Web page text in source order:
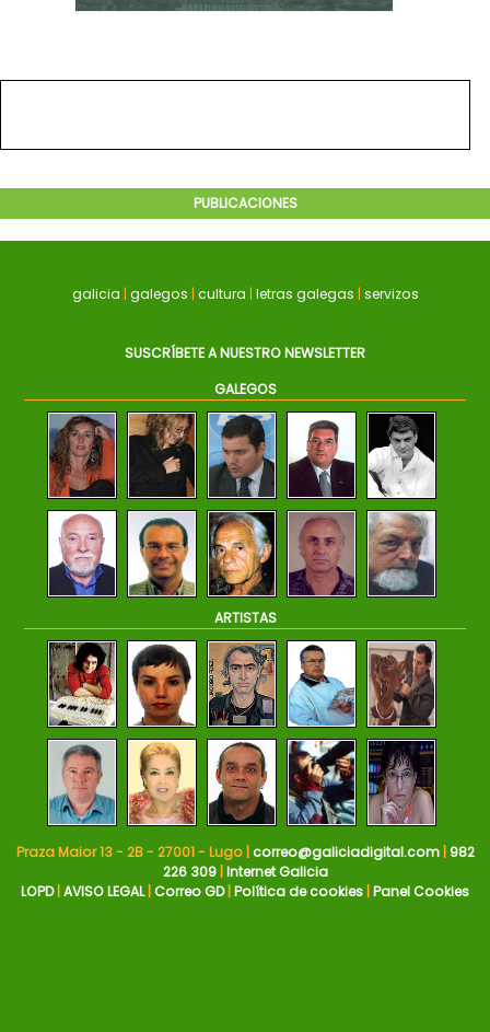
PUBLICACIONES
galicia | galegos | cultura | letras galegas | servizos
SUSCRÍBETE A NUESTRO NEWSLETTER
GALEGOS
ARTISTAS
Praza Maior 13 - 2B - 27001 - Lugo | correo@galiciadigital.com| 982
226 309| Internet Galicia
LOPD| AVISO LEGAL| Correo GD| Política de cookies Panel Cookies